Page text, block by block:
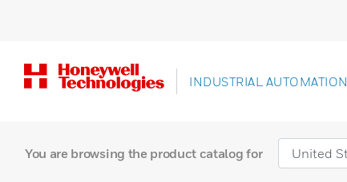
INDUSTRIAL AUTOMATION
You are browsing the product catalog for